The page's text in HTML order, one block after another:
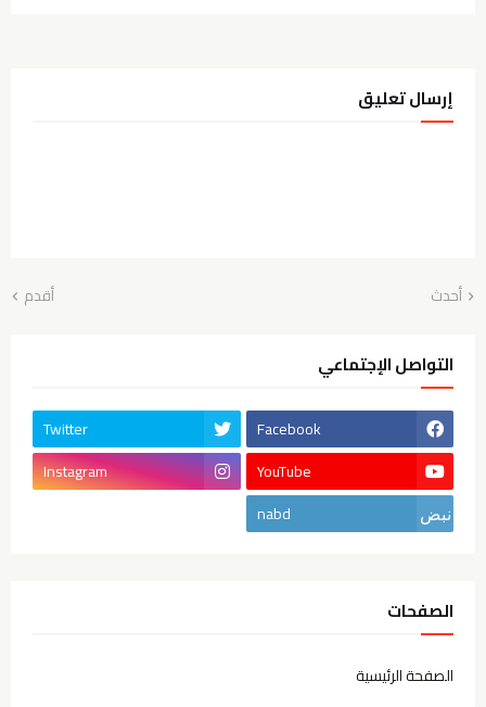
إرسال تعليق
أحدث أقدم
التواصل الإجتماعي
Facebook
Twitter
YouTube
Instagram
nabd
الصفحات
الصفحة الرئيسية